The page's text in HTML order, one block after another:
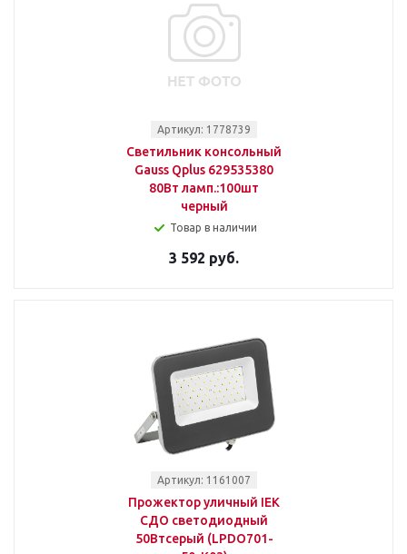
Артикул: 1778739
Светильник консольный
Gauss Qplus 629535380
80Вт ламп.:100шт
черный
Товар в наличии
3 592 руб.
Артикул: 1161007
Прожектор уличный IEK
СДО светодиодный
50Втсерый (LPDO701-